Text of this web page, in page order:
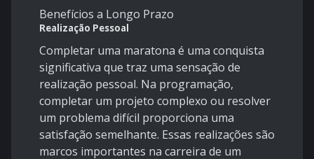
Benefícios a Longo Prazo
Realização Pessoal
Completar uma maratona é uma conquista
significativa que traz uma sensação de
realização pessoal. Na programação,
completar um projeto complexo ou resolver
um problema difícil proporciona uma
satisfação semelhante. Essas realizações são
marcos importantes na carreira de um